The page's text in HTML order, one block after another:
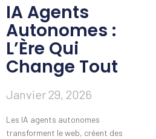
IA Agents
Autonomes :
L’Ère Qui
Change Tout
Janvier 29, 2026
Les IA agents autonomes
transforment le web, créent des